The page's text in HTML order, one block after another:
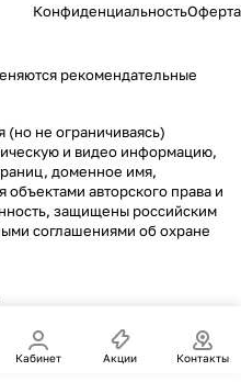
КонфиденциальностьОферта
рекомендательные
(но не ограничиваясь)
и видео информацию,
доменное имя,
авторского права и
защищены российским
соглашениями об охране
Кабинет Акции Контакты